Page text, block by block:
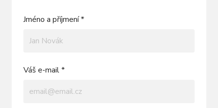
Jméno a příjmení *
Váš e-mail *